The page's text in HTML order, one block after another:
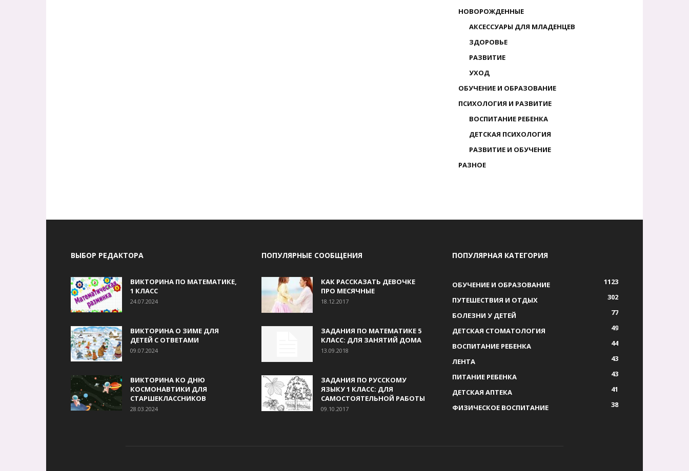
НОВОРОЖДЕННЫЕ
АКСЕССУАРЫ ДЛЯ МЛАДЕНЦЕВ
ЗДОРОВЬЕ
РАЗВИТИЕ
УХОД
ОБУЧЕНИЕ И ОБРАЗОВАНИЕ
ПСИХОЛОГИЯ И РАЗВИТИЕ
ВОСПИТАНИЕ РЕБЕНКА
ДЕТСКАЯ ПСИХОЛОГИЯ
РАЗВИТИЕ И ОБУЧЕНИЕ
РАЗНОЕ
ВЫБОР РЕДАКТОРА
ВИКТОРИНА ПО МАТЕМАТИКЕ,
1 КЛАСС
24.07.2024
ВИКТОРИНА О ЗИМЕ ДЛЯ
ДЕТЕЙ С ОТВЕТАМИ
09.07.2024
ВИКТОРИНА КО ДНЮ
КОСМОНАВТИКИ ДЛЯ
СТАРШЕКЛАССНИКОВ
28.03.2024
ПОПУЛЯРНЫЕ СООБЩЕНИЯ
КАК РАССКАЗАТЬ ДЕВОЧКЕ
ПРО МЕСЯЧНЫЕ
18.12.2017
ЗАДАНИЯ ПО МАТЕМАТИКЕ 5
КЛАСС: ДЛЯ ЗАНЯТИЙ ДОМА
13.09.2018
ЗАДАНИЯ ПО РУССКОМУ
ЯЗЫКУ 1 КЛАСС: ДЛЯ
САМОСТОЯТЕЛЬНОЙ РАБОТЫ
09.10.2017
ПОПУЛЯРНАЯ КАТЕГОРИЯ
ОБУЧЕНИЕ И ОБРАЗОВАНИЕ
1123
ПУТЕШЕСТВИЯ И ОТДЫХ
302
БОЛЕЗНИ У ДЕТЕЙ
77
ДЕТСКАЯ СТОМАТОЛОГИЯ
49
ВОСПИТАНИЕ РЕБЕНКА
44
ЛЕНТА
43
ПИТАНИЕ РЕБЕНКА
43
ДЕТСКАЯ АПТЕКА
41
ФИЗИЧЕСКОЕ ВОСПИТАНИЕ
38